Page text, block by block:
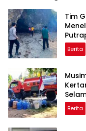
Tim
Berita
Berita